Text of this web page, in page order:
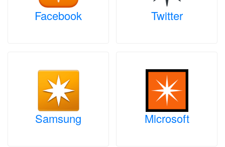
Facebook Twitter
Samsung Microsoft